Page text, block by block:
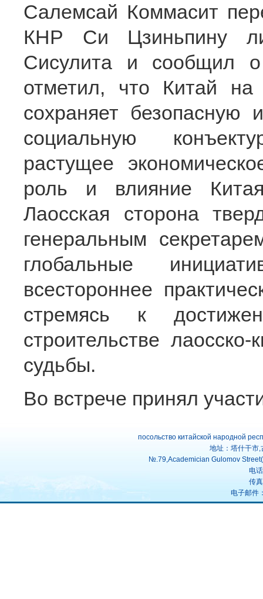
Салемсай Коммасит
КНР Си Цзиньпину
Сисулита и сообщил
отметил, что Китай на
сохраняет безопасную
социальную
растущее
роль и влияние
Лаосская сторона
генеральным
глобальные
всестороннее
стремясь к
строительстве
судьбы.
Во встрече принял
посольство китайской народной
地址：塔什干市
№.79,Academician Gulomov
电
传
电子邮件